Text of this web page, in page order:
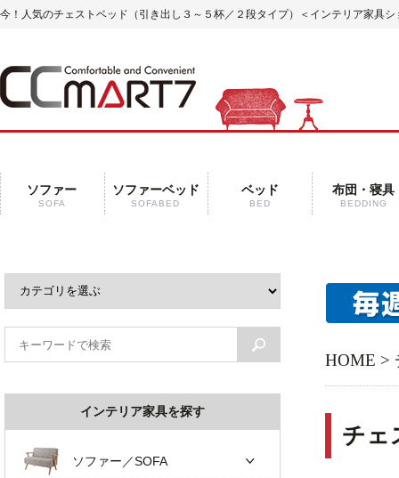
今！人気のチェストベッド（引き出し３～５杯／２段タイプ） ＜インテリア家具
ソファー
SOFA
ソファーベッド
SOFABED
ベッド
BED
布団・寝具
BEDDING
HOME >
チェ
インテリア家具を探す
ソファー／SOFA